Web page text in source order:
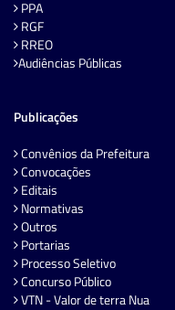
PPA
RGF
RREO
Audiências Públicas
Publicações
Convênios da Prefeitura
Convocações
Editais
Normativas
Outros
Portarias
Processo Seletivo
Concurso Público
VTN - Valor de terra Nua